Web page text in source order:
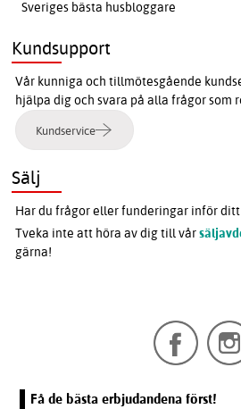
Sveriges bästa husbloggare
Kundsupport
Vår kunniga och tillmötesgående
hjälpa dig och svara på alla frågor som
Kundservice
Sälj
Har du frågor eller funderingar inför ditt
Tveka inte att höra av dig till vår
gärna!
Få de bästa erbjudandena först!